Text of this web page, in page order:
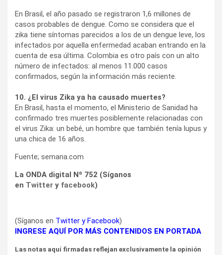
En Brasil, el año pasado se registraron 1,6 millones de
casos probables de dengue. Como se considera que el
zika tiene síntomas parecidos a los de un dengue leve, los
infectados por aquella enfermedad acaban entrando en la
cuenta de esa última. Colombia es otro país con un alto
número de infectados: al menos 11.000 casos
confirmados, según la información más reciente.
10. ¿El virus Zika ya ha causado muertes?
En Brasil, hasta el momento, el Ministerio de Sanidad ha
confirmado tres muertes posiblemente relacionadas con
el virus Zika: un bebé, un hombre que también tenía lupus y
una chica de 16 años.
Fuente; semana.com
La ONDA digital Nº 752 (Síganos
en Twitter y facebook)
(Síganos en Twitter yFacebook)
INGRESE AQUÍ POR MÁS CONTENIDOS EN PORTADA
Las notas aquí firmadas reflejan exclusivamente la opinión